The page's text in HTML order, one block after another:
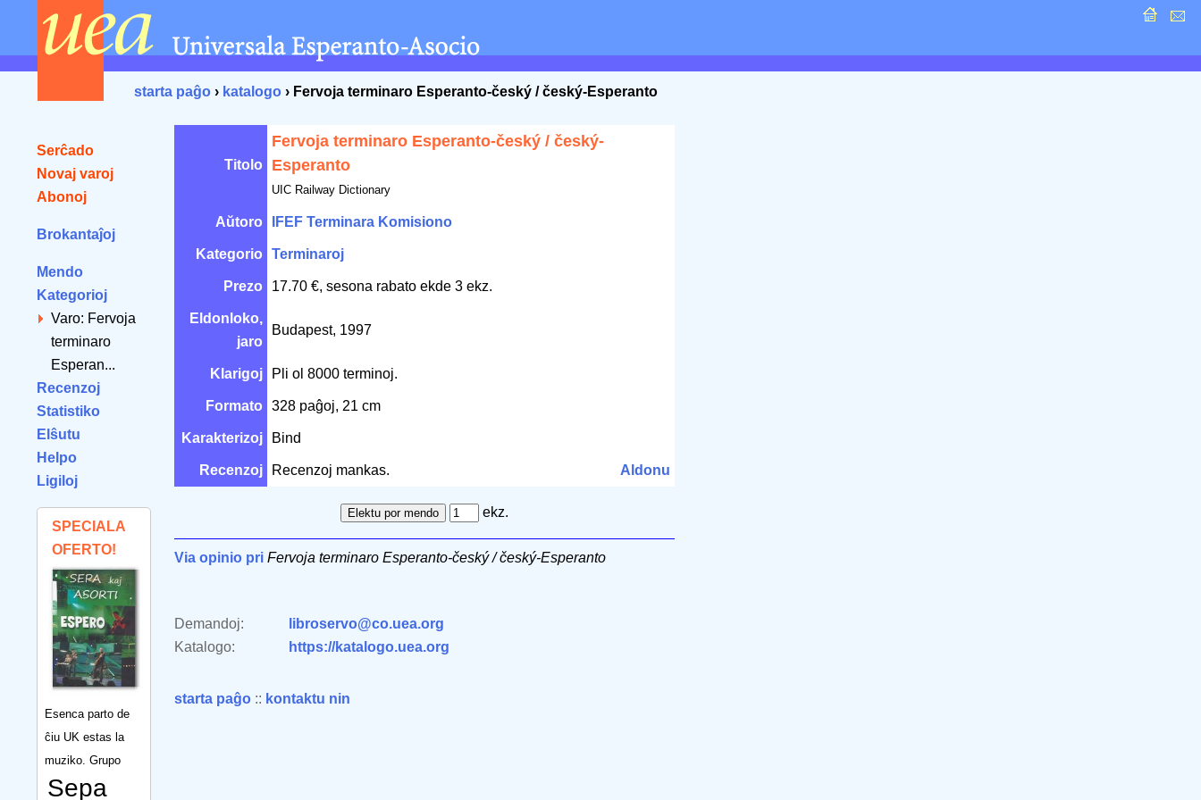
starta paĝo › katalogo › Fervoja terminaro Esperanto-český / český-Esperanto
Serĉado
Novaj varoj
Abonoj
Brokantaĵoj
Mendo
Kategorioj
Varo: Fervoja
terminaro
Esperan...
Recenzoj
Statistiko
Elŝutu
Helpo
Ligiloj
SPECIALA
OFERTO!
Esenca parto de
ĉiu UK estas la
muziko. Grupo
Sepa
Titolo
Fervoja terminaro Esperanto-český / český-
Esperanto
UIC Railway Dictionary
Aŭtoro IFEF Terminara Komisiono
Kategorio Terminaroj
Prezo 17.70 €, sesona rabato ekde 3 ekz.
Eldonloko,
jaro
Budapest, 1997
Klarigoj Pli ol 8000 terminoj.
Formato 328 paĝoj, 21 cm
Karakterizoj Bind
Recenzoj Recenzoj mankas. Aldonu
ekz.
Via opinio pri Fervoja terminaro Esperanto-český / český-Esperanto
Demandoj:
libroservo@co.uea.org
Katalogo:
https://katalogo.uea.org
starta paĝo :: kontaktu nin